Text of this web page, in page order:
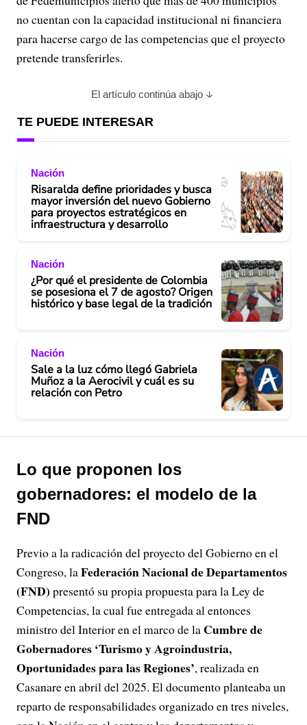
no cuentan con la capacidad institucional ni financiera
para hacerse cargo de las competencias que el proyecto
pretende transferirles.
El artículo continúa abajo
TE PUEDE INTERESAR
Nación
Risaralda define prioridades y busca
mayor inversión del nuevo Gobierno
para proyectos estratégicos en
infraestructura y desarrollo
Nación
¿Por qué el presidente de Colombia
se posesiona el 7 de agosto? Origen
histórico y base legal de la tradición
Nación
Sale a la luz cómo llegó Gabriela
Muñoz a la Aerocivil y cuál es su
relación con Petro
Lo que proponen los
gobernadores: el modelo de la
FND
Previo a la radicación del proyecto del Gobierno en el
Congreso, laFederación Nacional de Departamentos
(FND) presentó su propia propuesta para la Ley de
Competencias, la cual fue entregada al entonces
ministro del Interior en el marco de la Cumbre de
Gobernadores ‘Turismo y Agroindustria,
Oportunidades para las Regiones’, realizada en
Casanare en abril del 2025. El documento planteaba un
reparto de responsabilidades organizado en tres niveles,